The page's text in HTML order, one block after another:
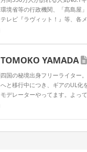
環境省等の行政機関、「髙島屋
テレビ『ラヴィット！』等、各
TOMOKO YAMADA
四国の秘境出身フリーライター
へと移行中につき、ギアのUL化
モデレーターやってます。よっ